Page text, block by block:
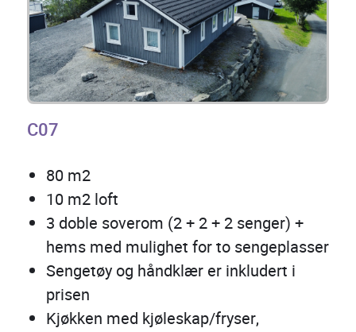
C07
80 m2
10 m2 loft
3 doble soverom (2 + 2 + 2 senger) +
hems med mulighet for to sengeplasser
Sengetøy og håndklær er inkludert i
prisen
Kjøkken med kjøleskap/fryser,